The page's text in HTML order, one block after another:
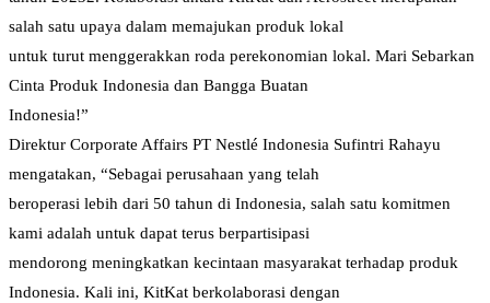
salah satu upaya dalam memajukan produk lokal
untuk turut menggerakkan roda perekonomian lokal. Mari Sebarkan
Cinta Produk Indonesia dan Bangga Buatan
Indonesia!”
Direktur Corporate Affairs PT Nestlé Indonesia Sufintri Rahayu
mengatakan, “Sebagai perusahaan yang telah
beroperasi lebih dari 50 tahun di Indonesia, salah satu komitmen
kami adalah untuk dapat terus berpartisipasi
mendorong meningkatkan kecintaan masyarakat terhadap produk
Indonesia. Kali ini, KitKat berkolaborasi dengan